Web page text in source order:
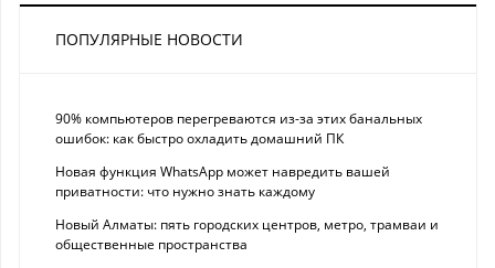
ПОПУЛЯРНЫЕ НОВОСТИ
90% компьютеров перегреваются из-за этих банальных
ошибок: как быстро охладить домашний ПК
Новая функция WhatsApp может навредить вашей
приватности: что нужно знать каждому
Новый Алматы: пять городских центров, метро, трамваи и
общественные пространства